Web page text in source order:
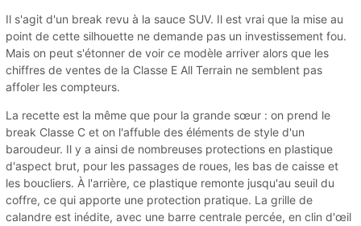
Il s'agit d'un break revu à la sauce SUV. Il est vrai que la mise au
point de cette silhouette ne demande pas un investissement fou.
Mais on peut s'étonner de voir ce modèle arriver alors que les
chiffres de ventes de la Classe E All Terrain ne semblent pas
affoler les compteurs.
La recette est la même que pour la grande sœur : on prend le
break Classe C et on l'affuble des éléments de style d'un
baroudeur. Il y a ainsi de nombreuses protections en plastique
d'aspect brut, pour les passages de roues, les bas de caisse et
les boucliers. À l'arrière, ce plastique remonte jusqu'au seuil du
coffre, ce qui apporte une protection pratique. La grille de
calandre est inédite, avec une barre centrale percée, en clin d'œil